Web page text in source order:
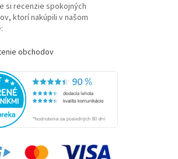
si recenzie spokojných
ktorí nakúpili v našom
obchodov